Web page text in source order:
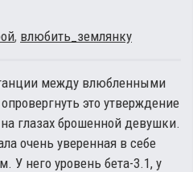
, влюбить_землянку
между влюбленными
это утверждение
глазах брошенной девушки.
очень уверенная в себе
У него уровень бета-3.1, у